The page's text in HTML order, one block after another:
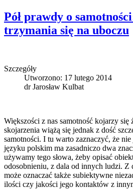
Pół prawdy o
trzymania się na uboczu
Szczegóły
Utworzono: 17 lutego 2014
dr Jarosław Kulbat
Większości z nas samotność kojarzy się
skojarzenia wiążą się jednak z dość
samotności. I tu warto zaznaczyć, że
języku polskim ma zasadniczo dwa
używamy tego słowa, żeby opisać
odosobnieniu, z dala od innych ludzi. Z
może oznaczać także subiektywne
ilości czy jakości jego kontaktów z